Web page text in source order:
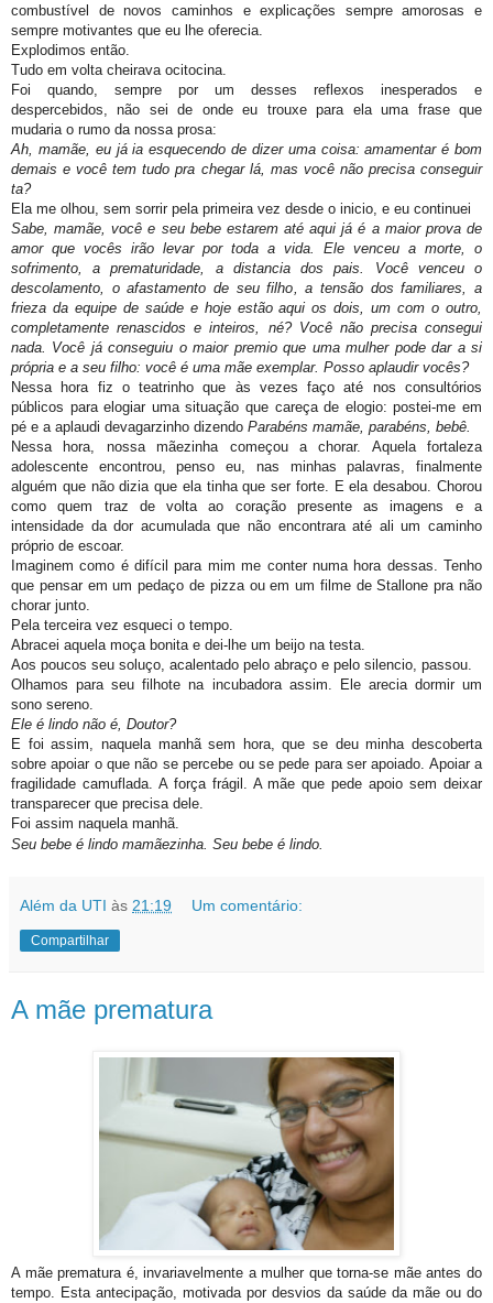
combustível de novos caminhos e explicações sempre amorosas e
sempre motivantes que eu lhe oferecia.
Explodimos então.
Tudo em volta cheirava ocitocina.
Foi quando, sempre por um desses reflexos inesperados e
despercebidos, não sei de onde eu trouxe para ela uma frase que
mudaria o rumo da nossa prosa:
Ah, mamãe, eu já ia esquecendo de dizer uma coisa: amamentar é bom
demais e você tem tudo pra chegar lá, mas você não precisa conseguir
ta?
Ela me olhou, sem sorrir pela primeira vez desde o inicio, e eu continuei
Sabe, mamãe, você e seu bebe estarem até aqui já é a maior prova de
amor que vocês irão levar por toda a vida. Ele venceu a morte, o
sofrimento, a prematuridade, a distancia dos pais. Você venceu o
descolamento, o afastamento de seu filho, a tensão dos familiares, a
frieza da equipe de saúde e hoje estão aqui os dois, um com o outro,
completamente renascidos e inteiros, né? Você não precisa consegui
nada. Você já conseguiu o maior premio que uma mulher pode dar a si
própria e a seu filho: você é uma mãe exemplar. Posso aplaudir vocês?
Nessa hora fiz o teatrinho que às vezes faço até nos consultórios
públicos para elogiar uma situação que careça de elogio: postei-me em
pé e a aplaudi devagarzinho dizendo Parabéns mamãe, parabéns, bebê.
Nessa hora, nossa mãezinha começou a chorar. Aquela fortaleza
adolescente encontrou, penso eu, nas minhas palavras, finalmente
alguém que não dizia que ela tinha que ser forte. E ela desabou. Chorou
como quem traz de volta ao coração presente as imagens e a
intensidade da dor acumulada que não encontrara até ali um caminho
próprio de escoar.
Imaginem como é difícil para mim me conter numa hora dessas. Tenho
que pensar em um pedaço de pizza ou em um filme de Stallone pra não
chorar junto.
Pela terceira vez esqueci o tempo.
Abracei aquela moça bonita e dei-lhe um beijo na testa.
Aos poucos seu soluço, acalentado pelo abraço e pelo silencio, passou.
Olhamos para seu filhote na incubadora assim. Ele arecia dormir um
sono sereno.
Ele é lindo não é, Doutor?
E foi assim, naquela manhã sem hora, que se deu minha descoberta
sobre apoiar o que não se percebe ou se pede para ser apoiado. Apoiar a
fragilidade camuflada. A força frágil. A mãe que pede apoio sem deixar
transparecer que precisa dele.
Foi assim naquela manhã.
Seu bebe é lindo mamãezinha. Seu bebe é lindo.
Além da UTI às 21:19 Um comentário:
Compartilhar
A mãe prematura
A mãe prematura é, invariavelmente a mulher que torna-se mãe antes do
tempo. Esta antecipação, motivada por desvios da saúde da mãe ou do